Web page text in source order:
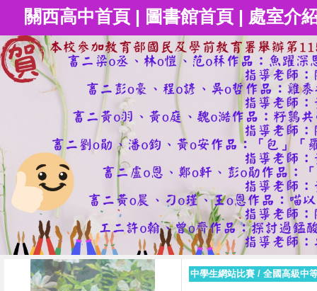
關西高中首頁| 圖書館首頁| 處室介
中學生網站比賽 / 全國高級中